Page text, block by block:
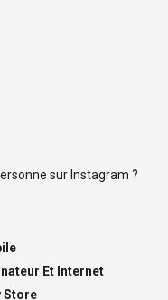
sur Instagram ?
Et Internet
Store